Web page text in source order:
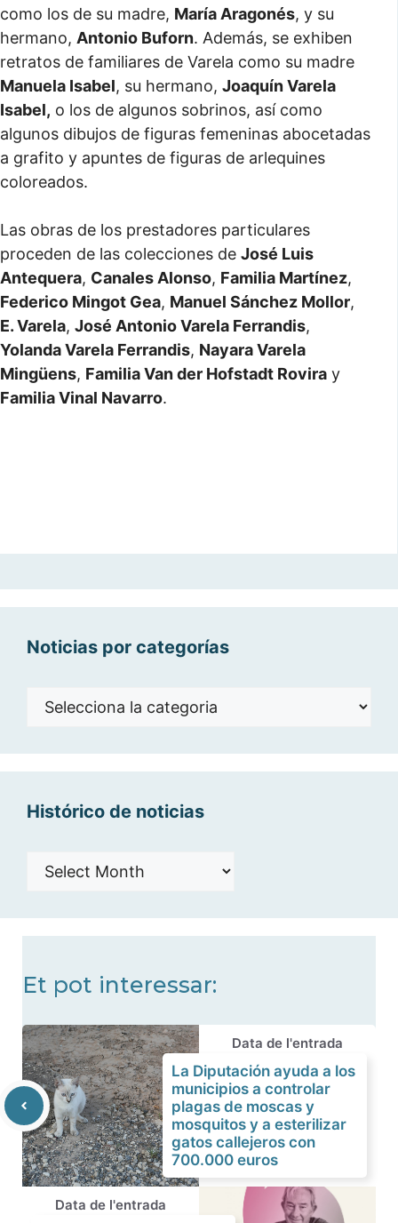
como los de su madre, María Aragonés, y su
hermano, Antonio Buforn. Además, se exhiben
retratos de familiares de Varela como su madre
Manuela Isabel, su hermano, Joaquín Varela
Isabel, o los de algunos sobrinos, así como
algunos dibujos de figuras femeninas abocetadas
a grafito y apuntes de figuras de arlequines
coloreados.
Las obras de los prestadores particulares
proceden de las colecciones de José Luis
Antequera, Canales Alonso, Familia Martínez,
Federico Mingot Gea, Manuel Sánchez Mollor,
E. Varela, José Antonio Varela Ferrandis,
Yolanda Varela Ferrandis, Nayara Varela
Mingüens, Familia Van der Hofstadt Rovira y
Familia Vinal Navarro.
Noticias por categorías
Noticias
Histórico de noticias
Histórico
Et pot interessar:
Data de l'entrada
La Diputación ayuda a los
municipios a controlar
plagas de moscas y
mosquitos y a esterilizar
gatos callejeros con
700.000 euros
Data de l'entrada